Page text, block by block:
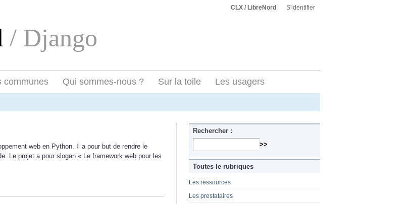
CLX / LibreNord S'identifier
/ Django
communes Qui sommes-nous ? Sur la toile Les usagers
web en Python. Il a pour but de rendre le
Le projet a pour slogan « Le framework web pour les
Rechercher :
Toutes le rubriques
Les ressources
Les prestataires